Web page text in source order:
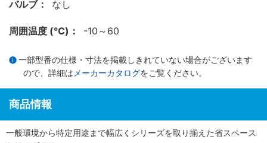
バルブ： なし
周囲温度 (℃)： -10～60
一部型番の仕様・寸法を掲載しきれていない場合がございます
ので、詳細は メーカーカタログをご覧ください。
商品情報
一般環境から特定用途まで幅広くシリーズを取り揃えた省スペース